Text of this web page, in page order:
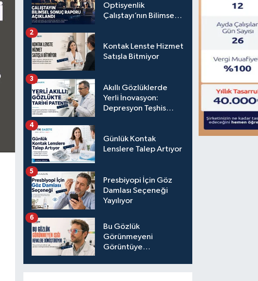
Optisyenlik
Çalıştayı’nın Bilimsel
Kontak Lenste Hizmet
Satışla Bitmiyor
2
Akıllı Gözlüklerde
Yerli İnovasyon:
Depresyon Teşhis
3
Günlük Kontak
Lenslere Talep Artıyor
4
Presbiyopi İçin Göz
Damlası Seçeneği
Yayılıyor
5
Bu Gözlük
Görünmeyeni
Görüntüye
6